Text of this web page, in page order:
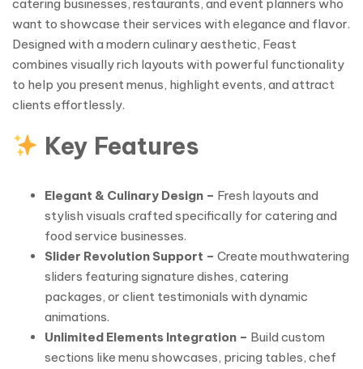
catering businesses, restaurants, and event planners who
want to showcase their services with elegance and flavor.
Designed with a modern culinary aesthetic, Feast
combines visually rich layouts with powerful functionality
to help you present menus, highlight events, and attract
clients effortlessly.
Key Features
Elegant & Culinary Design – Fresh layouts and
stylish visuals crafted specifically for catering and
food service businesses.
Slider Revolution Support – Create mouthwatering
sliders featuring signature dishes, catering
packages, or client testimonials with dynamic
animations.
Unlimited Elements Integration – Build custom
sections like menu showcases, pricing tables, chef